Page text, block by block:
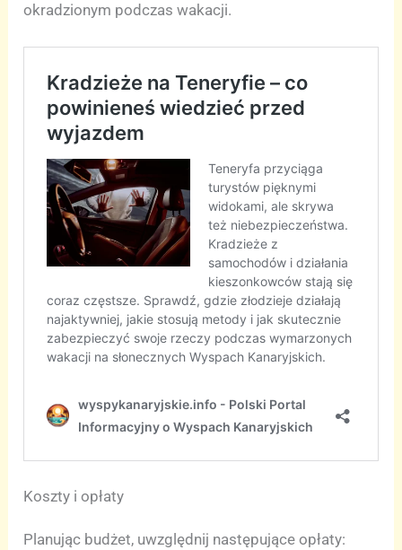
okradzionym podczas wakacji.
Koszty i opłaty
Planując budżet, uwzględnij następujące opłaty: